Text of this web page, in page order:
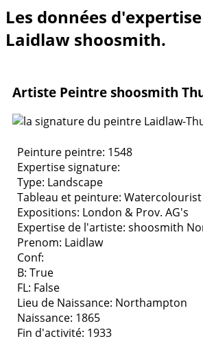
Les données
Laidlaw shoosmith.
Artiste Peintre shoosmith
Peinture peintre: 1548
Expertise signature:
Type: Landscape
Tableau et peinture: Watercolourist
Expositions: London & Prov. AG's
Expertise de l'artiste: shoosmith
Prenom: Laidlaw
Conf:
B: True
FL: False
Lieu de Naissance: Northampton
Naissance: 1865
Fin d'activité: 1933